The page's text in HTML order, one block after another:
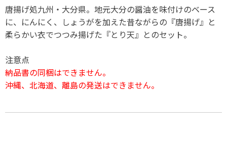
唐揚げ処九州・大分県。地元大分の醤油を味付けのベース
に、にんにく、しょうがを加えた昔ながらの『唐揚げ』と
柔らかい衣でつつみ揚げた『とり天』とのセット。
注意点
納品書の同梱はできません。
沖縄、北海道、離島の発送はできません。